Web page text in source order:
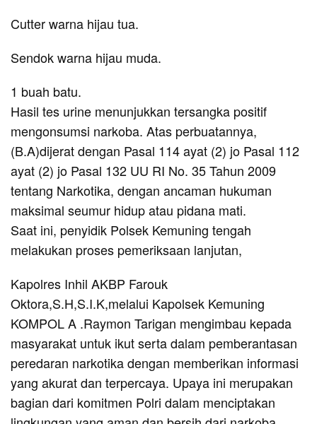
Cutter warna hijau tua.
Sendok warna hijau muda.
1 buah batu.
Hasil tes urine menunjukkan tersangka positif
mengonsumsi narkoba. Atas perbuatannya,
(B.A)dijerat dengan Pasal 114 ayat (2) jo Pasal 112
ayat (2) jo Pasal 132 UU RI No. 35 Tahun 2009
tentang Narkotika, dengan ancaman hukuman
maksimal seumur hidup atau pidana mati.
Saat ini, penyidik Polsek Kemuning tengah
melakukan proses pemeriksaan lanjutan,
Kapolres Inhil AKBP Farouk
Oktora,S.H,S.I.K,melalui Kapolsek Kemuning
KOMPOL A .Raymon Tarigan mengimbau kepada
masyarakat untuk ikut serta dalam pemberantasan
peredaran narkotika dengan memberikan informasi
yang akurat dan terpercaya. Upaya ini merupakan
bagian dari komitmen Polri dalam menciptakan